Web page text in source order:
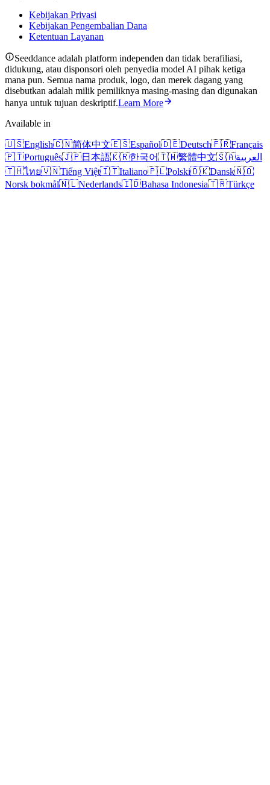
Kebijakan Privasi
Kebijakan Pengembalian Dana
Ketentuan Layanan
Seeddance adalah platform independen dan tidak berafiliasi,
didukung, atau disponsori oleh penyedia model AI pihak ketiga
mana pun. Semua nama produk, logo, dan merek dagang yang
disebutkan adalah milik pemiliknya masing-masing dan digunakan
hanya untuk tujuan deskriptif.Learn More
Available in
🇺🇸English🇨🇳简体中文🇪🇸Español🇩🇪Deutsch🇫🇷Français
🇵🇹Português🇯🇵日本語🇰🇷한국어🇹🇼繁體中文🇸🇦العربية
🇹🇭ไทย🇻🇳Tiếng Việt🇮🇹Italiano🇵🇱Polski🇩🇰Dansk🇳🇴
Norsk bokmål🇳🇱Nederlands🇮🇩Bahasa Indonesia🇹🇷Türkçe